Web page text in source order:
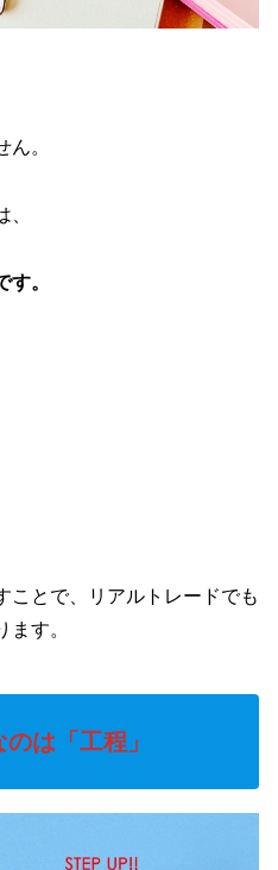
。
。
ことで、リアルトレードでも
す。
は「工程」